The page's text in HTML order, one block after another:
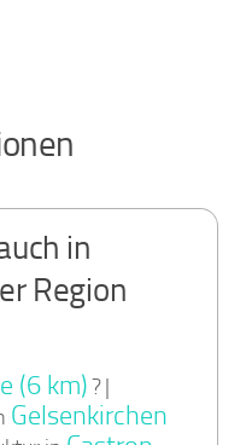
in
Region
(6 km)? |
Gelsenkirchen